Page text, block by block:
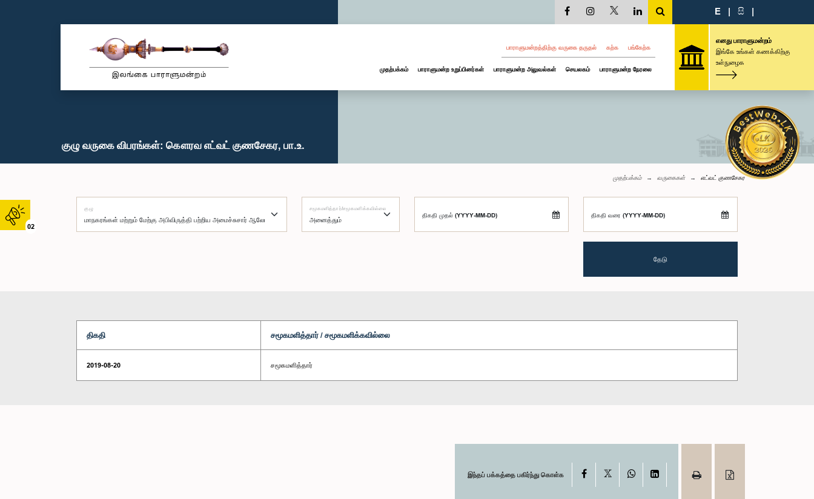
02
E | සි |
பாராளுமன்றத்திற்கு வருகை தருதல் கற்க பங்கேற்க
முதற்பக்கம் பாராளுமன்ற உறுப்பினர்கள் பாராளுமன்ற அலுவல்கள் செயலகம் பாராளுமன்ற நேரலை
எனது பாராளுமன்றம்
இங்கே உங்கள் கணக்கிற்கு
உள்நுழைக
குழு வருகை விபரங்கள்: கௌரவ எட்வட் குணசேகர, பா.உ.
முதற்பக்கம் வருகைகள் எட்வட் குணசேகர
குழு சமூகமளித்தார்/சமூகமளிக்கவில்லை
திகதி முதல் (YYYY-MM-DD) திகதி வரை (YYYY-MM-DD)
தேடு
திகதி சமூகமளித்தார் / சமூகமளிக்கவில்லை
2019-08-20 சமூகமளித்தார்
இந்தப் பக்கத்தை பகிர்ந்து கொள்க Facebook WhatsAppLinkedIn